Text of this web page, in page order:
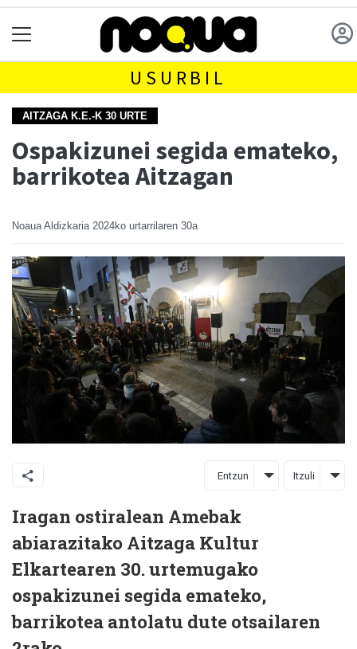
USURBIL
AITZAGA K.E.-K 30 URTE
Ospakizunei segida emateko,
barrikotea Aitzagan
Noaua Aldizkaria 2024ko urtarrilaren 30a
Entzun Itzuli
Iragan ostiralean Amebak
abiarazitako Aitzaga Kultur
Elkartearen 30. urtemugako
ospakizunei segida emateko,
barrikotea antolatu dute otsailaren